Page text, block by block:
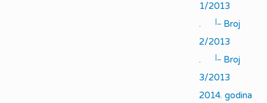
1/2013
.
|_ Broj
2/2013
.
|_ Broj
3/2013
2014. godina